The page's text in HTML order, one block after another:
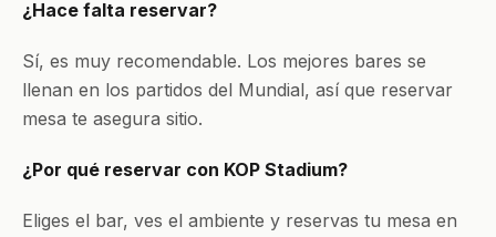
¿Hace falta reservar?
Sí, es muy recomendable. Los mejores bares se
llenan en los partidos del Mundial, así que reservar
mesa te asegura sitio.
¿Por qué reservar con KOP Stadium?
Eliges el bar, ves el ambiente y reservas tu mesa en